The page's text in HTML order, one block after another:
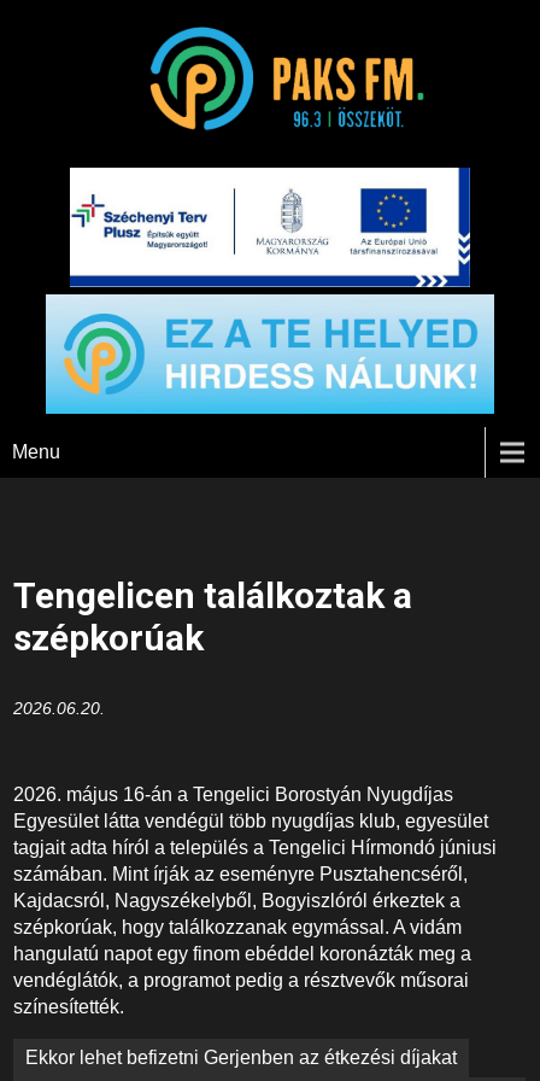
Paks FM
Menu
Tengelicen találkoztak a
szépkorúak
2026.06.20.
2026. május 16-án a Tengelici Borostyán Nyugdíjas
Egyesület látta vendégül több nyugdíjas klub, egyesület
tagjait adta híról a település a Tengelici Hírmondó júniusi
számában. Mint írják az eseményre Pusztahencséről,
Kajdacsról, Nagyszékelyből, Bogyiszlóról érkeztek a
szépkorúak, hogy találkozzanak egymással. A vidám
hangulatú napot egy finom ebéddel koronázták meg a
vendéglátók, a programot pedig a résztvevők műsorai
színesítették.
Bejegyzés
Ekkor lehet befizetni Gerjenben az étkezési díjakat